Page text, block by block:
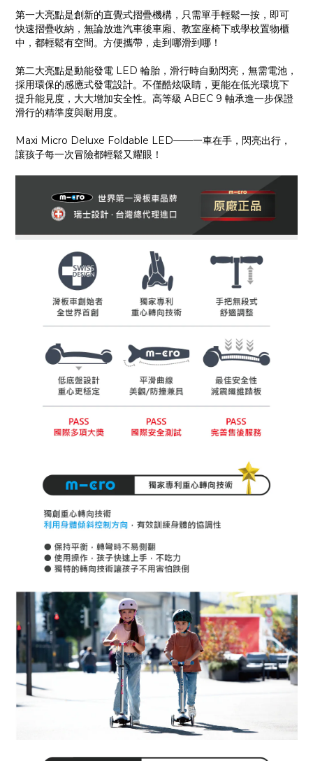
第一大亮點是創新的直覺式摺疊機構，只需單手輕鬆一按，即可
快速摺疊收納，無論放進汽車後車廂、教室座椅下或學校置物櫃
中，都輕鬆有空間。方便攜帶，走到哪滑到哪！
第二大亮點是動能發電 LED 輪胎，滑行時自動閃亮，無需電池，
採用環保的感應式發電設計。不僅酷炫吸睛，更能在低光環境下
提升能見度，大大增加安全性。高等級 ABEC 9 軸承進一步保證
滑行的精準度與耐用度。
Maxi Micro Deluxe Foldable LED——一車在手，閃亮出行，
讓孩子每一次冒險都輕鬆又耀眼！